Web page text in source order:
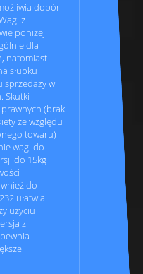
dobór
z
poniżej
dla
natomiast
słupku
sprzedaży w
Skutki
(brak
ze względu
towaru)
wagi do
do 15kg
do
ułatwia
użyciu
z